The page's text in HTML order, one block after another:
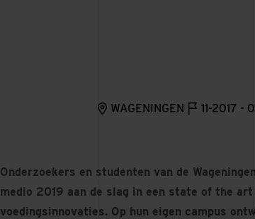
WAGENINGEN 11-2017 -
Onderzoekers en studenten van de
medio 2019 aan de slag in een state of the
voedingsinnovaties. Op hun eigen campus